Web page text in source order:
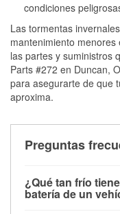
condiciones
Las tormentas
mantenimiento
las partes y suministros
Parts #272 en Duncan,
para asegurarte de que
aproxima.
Preguntas
¿Qué tan frío
batería de un